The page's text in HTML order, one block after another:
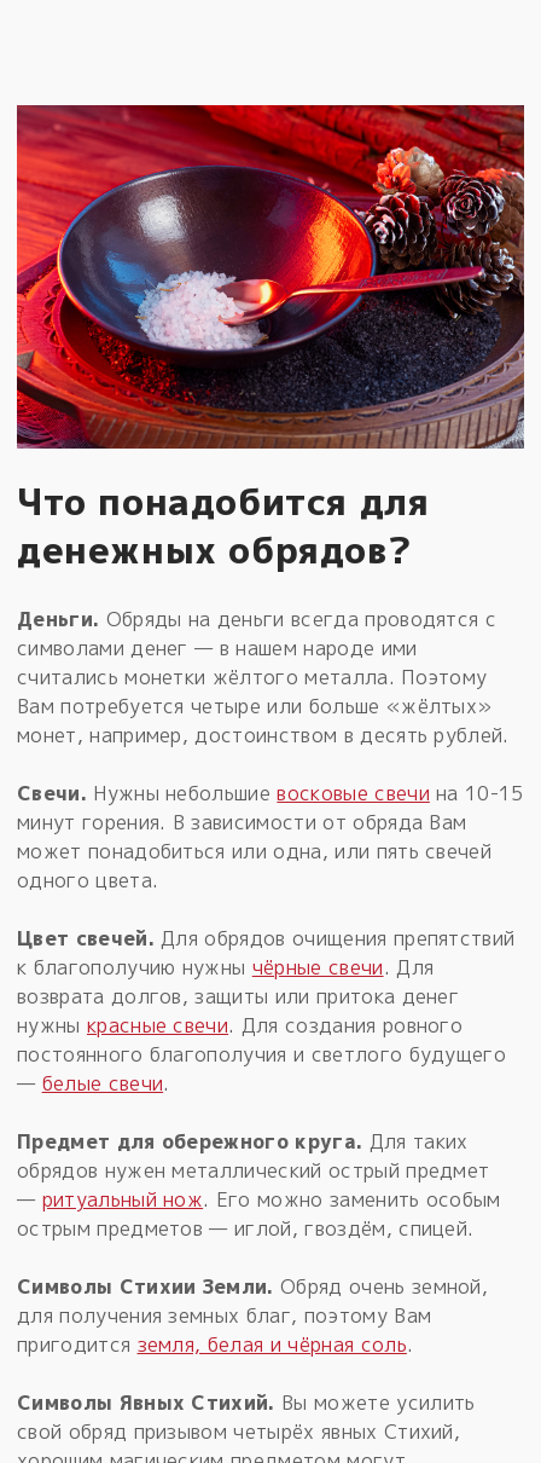
Что понадобится для
денежных обрядов?
Деньги. Обряды на деньги всегда проводятся с
символами денег — в нашем народе ими
считались монетки жёлтого металла. Поэтому
Вам потребуется четыре или больше «жёлтых»
монет, например, достоинством в десять рублей.
Свечи. Нужны небольшиевосковые свечи на 10-15
минут горения. В зависимости от обряда Вам
может понадобиться или одна, или пять свечей
одного цвета.
Цвет свечей. Для обрядов очищения препятствий
к благополучию нужны чёрные свечи. Для
возврата долгов, защиты или притока денег
нужны красные свечи. Для создания ровного
постоянного благополучия и светлого будущего
— белые свечи.
Предмет для обережного круга. Для таких
обрядов нужен металлический острый предмет
— ритуальный нож. Его можно заменить особым
острым предметов — иглой, гвоздём, спицей.
Символы Стихии Земли. Обряд очень земной,
для получения земных благ, поэтому Вам
пригодится земля, белая и чёрная соль.
Символы Явных Стихий. Вы можете усилить
свой обряд призывом четырёх явных Стихий,